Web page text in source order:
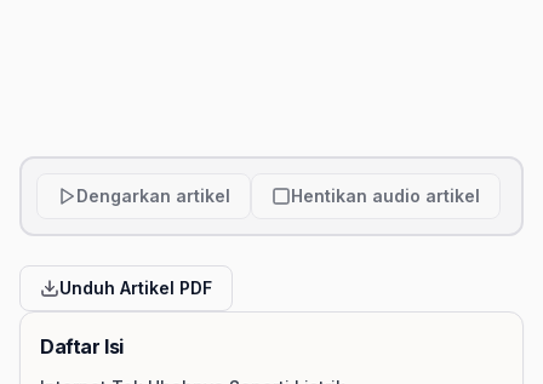
Dengarkan artikel Hentikan audio artikel
Unduh Artikel PDF
Daftar Isi